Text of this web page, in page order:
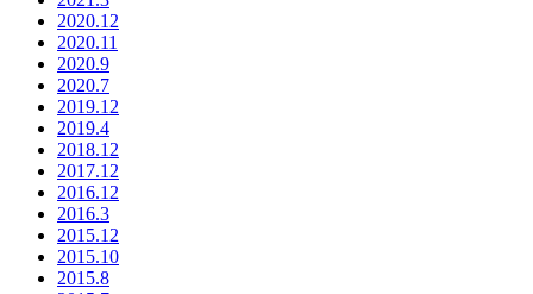
2020.12
2020.11
2020.9
2020.7
2019.12
2019.4
2018.12
2017.12
2016.12
2016.3
2015.12
2015.10
2015.8